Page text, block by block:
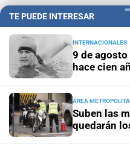
+Información
TE PUEDE INTERESAR
INTERNACIONALES
9 de
hace cien
ÁREA
Suben las
quedarán